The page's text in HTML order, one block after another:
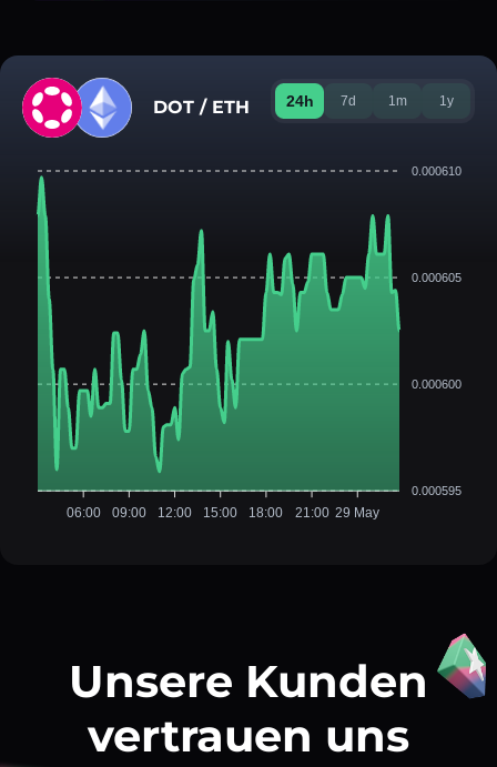
DOT / ETH 24h 7d 1m 1y
0.000610
0.000605
0.000600
0.000595
06:00 09:00 12:00 15:00 18:00 21:00 29 May
Unsere Kunden
vertrauen uns